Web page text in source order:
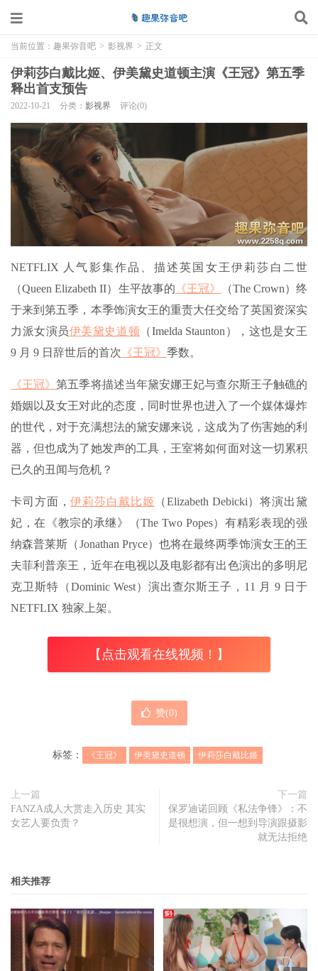
当前位置： 趣果弥音吧 > 影视界 > 正文
伊莉莎白戴比姬、伊美黛史道顿主演《王冠》第五季
释出首支预告
2022-10-21 分类： 影视界 评论(0)
NETFLIX 人气影集作品、描述英国女王伊莉莎白二世
（Queen Elizabeth II）生平故事的 《王冠》
（The Crown）终
于来到第五季，本季饰演女王的重责大任交给了英国资深实
力派女演员伊美黛史道顿 （Imelda Staunton），这也是女王
9 月 9 日辞世后的首次 《王冠》 季数。
《王冠》第五季将描述当年黛安娜王妃与查尔斯王子触礁的
婚姻以及女王对此的态度，同时世界也进入了一个媒体爆炸
的世代，对于充满想法的黛安娜来说，这成为了伤害她的利
器，但也成为了她发声的工具，王室将如何面对这一切累积
已久的丑闻与危机？
卡司方面，伊莉莎白戴比姬
（Elizabeth Debicki）将演出黛
妃，在《教宗的承继》（The Two Popes）有精彩表现的强
纳森普莱斯（Jonathan Pryce）也将在最终两季饰演女王的王
夫菲利普亲王，近年在电视以及电影都有出色演出的多明尼
克卫斯特（Dominic West）演出查尔斯王子，11 月 9 日于
NETFLIX 独家上架。
【点击观看在线视频！】
赞(0)
标签： 《王冠》 伊美黛史道顿 伊莉莎白戴比姬
上一篇
FANZA成人大赏走入历史 其实
女艺人要负责？
下一篇
保罗迪诺回顾《私法争锋》：不
是很想演，但一想到导演跟摄影
就无法拒绝
相关推荐